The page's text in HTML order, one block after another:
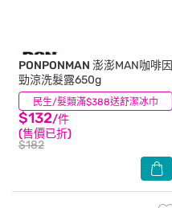
民生/髮類滿$388送舒潔冰巾
PONPONMAN 澎澎MAN咖啡因
勁涼洗髮露650g
$132/件
(售價已折)
$182
(11)